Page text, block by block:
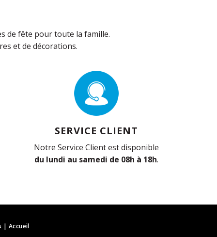
de fête pour toute la famille.
et de décorations.
SERVICE CLIENT
Notre Service Client est disponible
du lundi au samedi de 08h à 18h.
|Accueil